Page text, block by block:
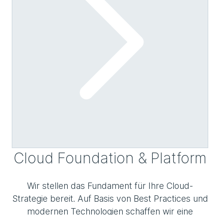
Cloud Foundation & Platform
Wir stellen das Fundament für Ihre Cloud-
Strategie bereit. Auf Basis von Best Practices und
modernen Technologien schaffen wir eine